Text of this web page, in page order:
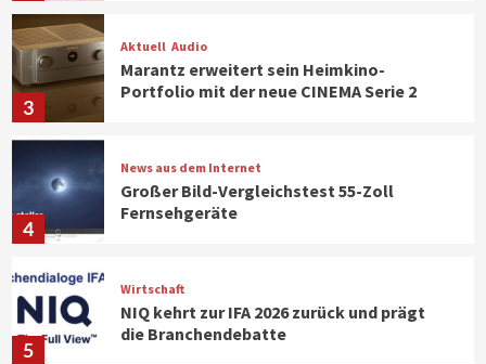
3
Aktuell Audio
Marantz erweitert sein Heimkino-
Portfolio mit der neue CINEMA Serie 2
4
News aus dem Internet
Großer Bild-Vergleichstest 55-Zoll
Fernsehgeräte
5
Wirtschaft
NIQ kehrt zur IFA 2026 zurück und prägt
die Branchendebatte